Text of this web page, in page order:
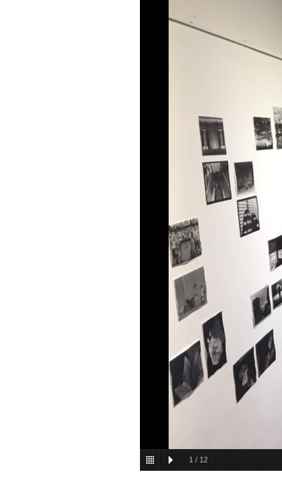
1 / 12